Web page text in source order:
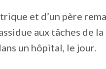
et d’un père
aux tâches de
un hôpital, le jour.